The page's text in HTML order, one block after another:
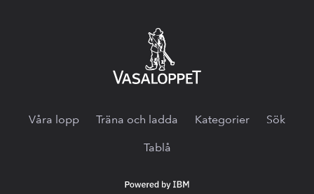
Vasaloppet.tv
Våra lopp Träna och ladda Kategorier Sök
Tablå
Powered